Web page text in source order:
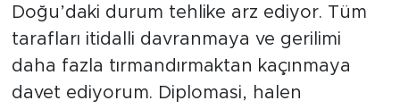
Doğu’daki durum tehlike arz ediyor. Tüm
tarafları itidalli davranmaya ve gerilimi
daha fazla tırmandırmaktan kaçınmaya
davet ediyorum. Diplomasi, halen